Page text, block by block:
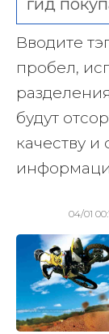
Вводите
пробел,
будут
качеству
04/01